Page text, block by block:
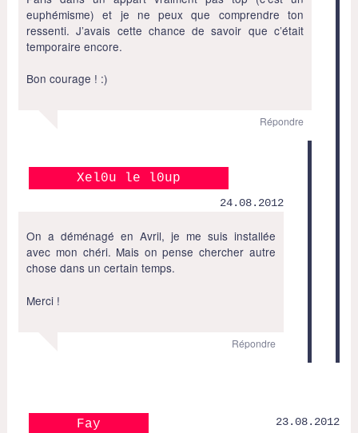
euphémisme) et je ne peux que comprendre ton
ressenti. J’avais cette chance de savoir que c’était
temporaire encore.
Bon courage ! :)
Répondre
Xel0u le l0up
24.08.2012
On a déménagé en Avril, je me suis installée
avec mon chéri. Mais on pense chercher autre
chose dans un certain temps.
Merci !
Répondre
Fay 23.08.2012